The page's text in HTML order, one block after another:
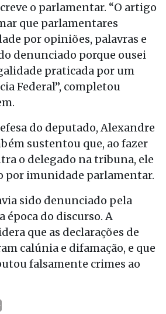
o parlamentar. “O artigo
que parlamentares
por opiniões, palavras e
denunciado porque ousei
praticada por um
Federal”, completou
do deputado, Alexandre
sustentou que, ao fazer
o delegado na tribuna, ele
por imunidade parlamentar.
sido denunciado pela
época do discurso. A
que as declarações de
calúnia e difamação, e que
falsamente crimes ao